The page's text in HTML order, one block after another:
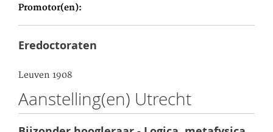
Promotor(en)
Eredoctoraten
Leuven 1908
Aanstelling(en) Utrecht